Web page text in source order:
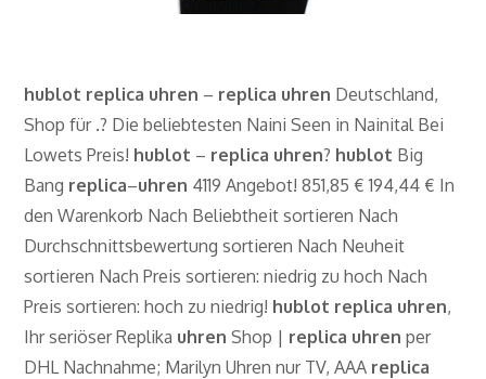
hublot replica uhren – replica uhren Deutschland,
Shop für .? Die beliebtesten Naini Seen in Nainital Bei
Lowets Preis! hublot – replica uhren? hublot Big
Bang replica–uhren 4119 Angebot! 851,85 € 194,44 € In
den Warenkorb Nach Beliebtheit sortieren Nach
Durchschnittsbewertung sortieren Nach Neuheit
sortieren Nach Preis sortieren: niedrig zu hoch Nach
Preis sortieren: hoch zu niedrig! hublot replica uhren,
Ihr seriöser Replika uhren Shop | replica uhren per
DHL Nachnahme; Marilyn Uhren nur TV, AAA replica